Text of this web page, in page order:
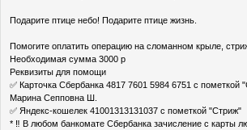
Подарите птице небо! Подарите птице жизнь.
Помогите оплатить операцию на сломанном крыле,
Необходимая сумма 3000 р
Реквизиты для помощи
✅ Карточка Сбербанка 4817 7601 5984 6751 с пометкой
Марина Сепповна Ш.
✅ Яндекс-кошелек 41001313131037 с пометкой "Стриж"
* ‼ В любом банкомате Сбербанка зачисление с карты